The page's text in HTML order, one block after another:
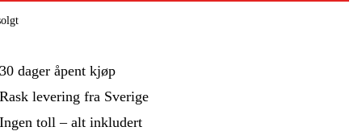
30 dager åpent kjøp
Rask levering fra Sverige
Ingen toll – alt inkludert